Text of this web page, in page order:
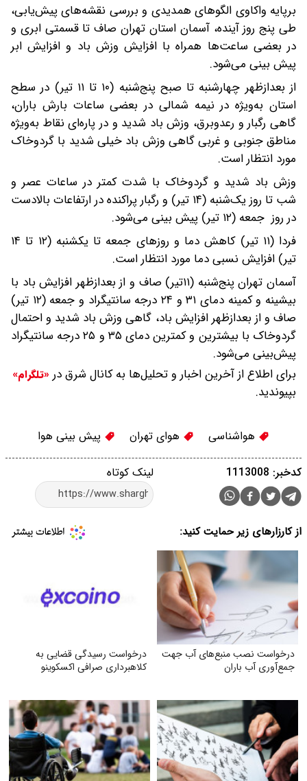
برپایه واکاوی الگوهای همدیدی و بررسی نقشه‌های پیش‌یابی،
طی پنج روز آینده، آسمان استان تهران صاف تا قسمتی ابری و
در بعضی ساعت‌ها همراه با افزایش وزش باد و افزایش ابر
پیش بینی می‌شود.
از بعدازظهر چهارشنبه تا صبح پنج‌شنبه (۱۰ تا ۱۱ تیر) در سطح
استان به‌ویژه در نیمه شمالی در بعضی ساعات بارش باران،
گاهی رگبار و رعدوبرق، وزش باد شدید و در پاره‌ای نقاط به‌ویژه
مناطق جنوبی و غربی گاهی وزش باد خیلی شدید با گردوخاک
مورد انتظار است.
وزش باد شدید و گردوخاک با شدت کمتر در ساعات عصر و
شب تا روز یک‌شنبه (۱۴ تیر) و رگبار پراکنده در ارتفاعات بالادست
در روز جمعه (۱۲ تیر) پیش بینی می‌شود.
فردا (۱۱ تیر) کاهش دما و روزهای جمعه تا یکشنبه (۱۲ تا ۱۴
تیر) افزایش نسبی دما مورد انتظار است.
آسمان تهران پنج‌شنبه (۱۱تیر) صاف و از بعدازظهر افزایش باد با
بیشینه و کمینه دمای ۳۱ و ۲۴ درجه سانتیگراد و جمعه (۱۲ تیر)
صاف و از بعدازظهر افزایش باد، گاهی وزش باد شدید و احتمال
گردوخاک با بیشترین و کمترین دمای ۳۵ و ۲۵ درجه سانتیگراد
پیش‌بینی می‌شود.
برای اطلاع از آخرین اخبار و تحلیل‌ها به کانال شرق در «تلگرام»
بپیوندید.
هواشناسی هوای تهران پیش بینی هوا
لینک کوتاه کدخبر: 1113008
از کارزارهای زیر حمایت کنید:
درخواست نصب منبع‌های آب جهت
جمع‌آوری آب باران
درخواست رسیدگی قضایی به
کلاهبرداری صرافی اکسکوینو